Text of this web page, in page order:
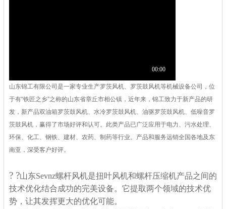
山东锦工有限公司是一家专业生产罗茨风机、罗茨鼓风机等机械设备公司，位
于有“铁匠之乡”之称的山东省章丘市相公镇，近年来，锦工致力于新产品的研
发，新产品双油箱罗茨鼓风机、水冷罗茨鼓风机、油驱罗茨鼓风机、低噪音罗
茨鼓风机，赢得了市场好评和认可。此类产品已广泛应用于电力、污水处理、
环保、化工、钢铁、建材、农药、制药等行业。产品和服务远销全国各地及东
南亚，深受客户好评。
? ?山东Sevnz螺杆风机是扭叶风机和螺杆压缩机产品之间的
技术优化结合成功的完美设备。它提取两个领域的技术优
势，让其发挥更大的优化可能。